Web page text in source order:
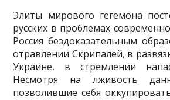
Элиты мирового гегемона
русских в пробле­мах
Россия бездоказательным
отравлении Скрипалей, в
Украи­не, в стремлении
Несмотря на лживость
позволившие себя